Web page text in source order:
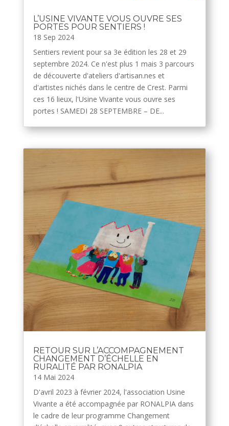
L’USINE VIVANTE VOUS OUVRE SES
PORTES POUR SENTIERS !
18 Sep 2024
Sentiers revient pour sa 3e édition les 28 et 29
septembre 2024. Ce n'est plus 1 mais 3 parcours
de découverte d'ateliers d'artisan.nes et
d'artistes nichés dans le centre de Crest. Parmi
ces 16 lieux, l'Usine Vivante vous ouvre ses
portes ! SAMEDI 28 SEPTEMBRE – DE...
RETOUR SUR L’ACCOMPAGNEMENT
CHANGEMENT D’ÉCHELLE EN
RURALITÉ PAR RONALPIA
14 Mai 2024
D'avril 2023 à février 2024, l'association Usine
Vivante a été accompagnée par RONALPIA dans
le cadre de leur programme Changement